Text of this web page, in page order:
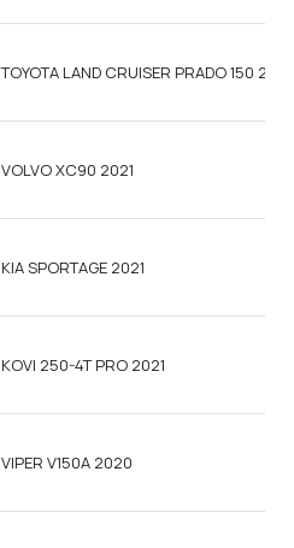
TOYOTA LAND CRUISER PRADO 150 2021
VOLVO XC90 2021
KIA SPORTAGE 2021
KOVI 250-4T PRO 2021
VIPER V150A 2020